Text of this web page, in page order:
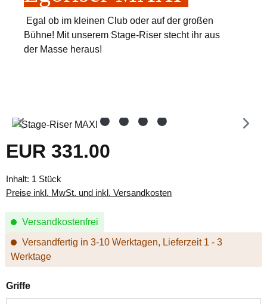
Egal ob im kleinen Club oder auf der großen
Bühne! Mit unserem Stage-Riser stecht ihr aus
der Masse heraus!
Bildergalerie überspringen
Regulärer Preis:
EUR 331.00
Inhalt: 1 Stück
Preise inkl. MwSt. und inkl. Versandkosten
Versandkostenfrei
Versandfertig in 3-10 Werktagen, Lieferzeit 1 - 3
Werktage
Griffeauswählen